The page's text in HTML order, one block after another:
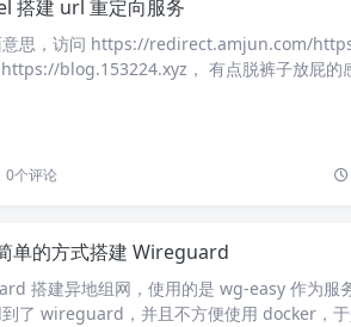
搭建 url 重定向服务
意思，访问 https://redirect.amjun.com/
blog.153224.xyz， 有点脱裤子放屁的
0个评论
单的方式搭建 Wireguard
搭建异地组网，使用的是 wg-easy 作为服
了 wireguard，并且不方便使用 docker，于